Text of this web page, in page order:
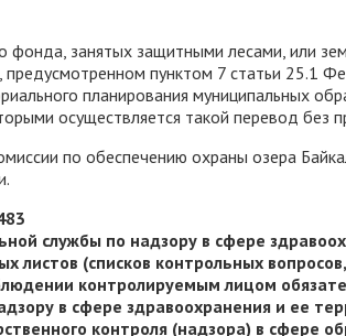
фонда, занятых защитными лесами, или
предусмотренном пунктом 7 статьи 25.1
планирования муниципальных
осуществляется такой перевод без
по обеспечению охраны озера
службы по надзору в сфере
листов (списков контрольных
контролируемым лицом
в сфере здравоохранения и ее
контроля (надзора) в сфере